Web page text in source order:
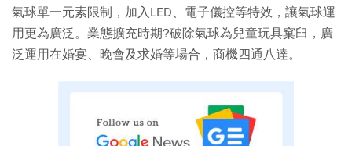
氣球單一元素限制，加入LED、電子儀控等特效，讓氣球運
用更為廣泛。業態擴充時期?破除氣球為兒童玩具窠臼，廣
泛運用在婚宴、晚會及求婚等場合，商機四通八達。